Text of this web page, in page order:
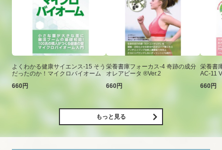
よくわかる健康サイエンス-15 そう
だったのか！マイクロバイオーム
660円
栄養書庫フォーカス-4 奇跡の成分
オレアビータ ®Ver.2
660円
栄養書
AC-11
660円
もっと見る